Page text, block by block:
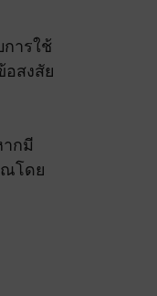
ารใช้
อสงสัย
กมี
ณโดย